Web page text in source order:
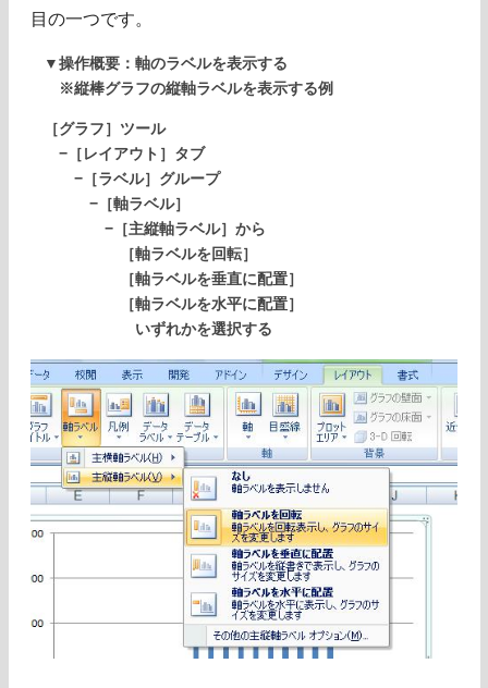
目の一つです。
▼操作概要：軸のラベルを表示する
※縦棒グラフの縦軸ラベルを表示する例
［グラフ］ツール
−［レイアウト］タブ
−［ラベル］グループ
−［軸ラベル］
−［主縦軸ラベル］から
［軸ラベルを回転］
［軸ラベルを垂直に配置］
［軸ラベルを水平に配置］
いずれかを選択する